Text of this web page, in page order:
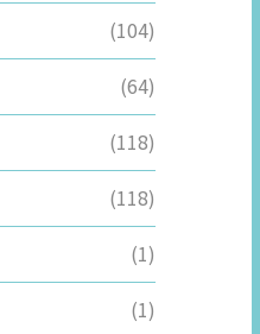
(104)
(64)
(118)
(118)
(1)
(1)